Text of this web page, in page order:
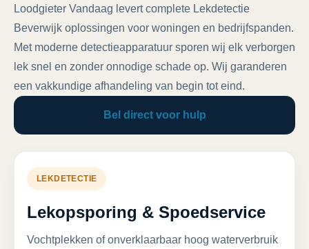
Loodgieter Vandaag levert complete Lekdetectie
Beverwijk oplossingen voor woningen en bedrijfspanden.
Met moderne detectieapparatuur sporen wij elk verborgen
lek snel en zonder onnodige schade op. Wij garanderen
een vakkundige afhandeling van begin tot eind.
Bel direct voor hulp
LEKDETECTIE
Lekopsporing & Spoedservice
Vochtplekken of onverklaarbaar hoog waterverbruik